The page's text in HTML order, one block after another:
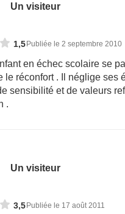
Un visiteur
1,5Publiée le 2 septembre 2010
en échec scolaire se
le réconfort . Il néglige ses
sensibilité et de valeurs
.
Un visiteur
3,5 Publiée le 17 août 2011